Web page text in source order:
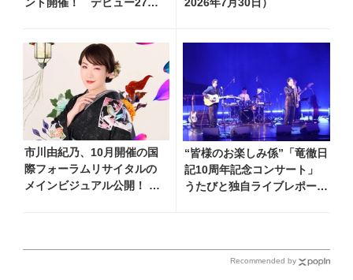
2026年7月30日）
市川由紀乃、10月開催の国
際フォーラムリサイタルの
メインビジュアル公開！
“皆様のお楽しみ係”「竜徹日
記10周年記念コンサート」
うたびと独自ライブレポー
Recommended by